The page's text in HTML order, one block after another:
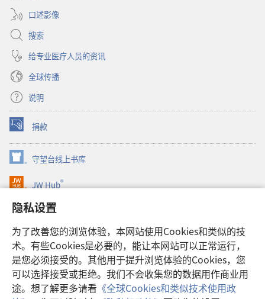
隐私设置
为了改善您的浏览体验，本网站使用Cookies和类似的技
术。有些Cookies是必要的，能让本网站可以正常运行，
是您必须接受的。其他用于提升浏览体验的Cookies，您
可以选择接受或拒绝。我们不会收集您的数据用作商业用
途。想了解更多请看 《全球Cookies和类似技术使用政
口述影像
搜索
给专业医疗人员的资讯
全球传播
说明
捐款
（打
开
新
窗
口）
守望台线上书库
（打
开
新
口）
JW Hub®
（打
开
新
口）
JW Library®
Watchtower Library